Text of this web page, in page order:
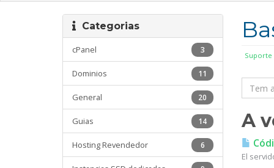
Suporte
Categorias
3
cPanel
11
Dominios
20
General
14
Guias
6
Hosting Revendedor
A
El